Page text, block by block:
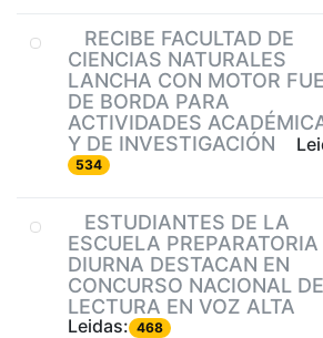
RECIBE FACULTAD DE
CIENCIAS NATURALES
LANCHA CON MOTOR
DE BORDA PARA
ACTIVIDADES
Y DE INVESTIGACIÓN
534
ESTUDIANTES DE LA
ESCUELA PREPARATORIA
DIURNA DESTACAN EN
CONCURSO NACIONAL DE
LECTURA EN VOZ ALTA
Leidas: 468